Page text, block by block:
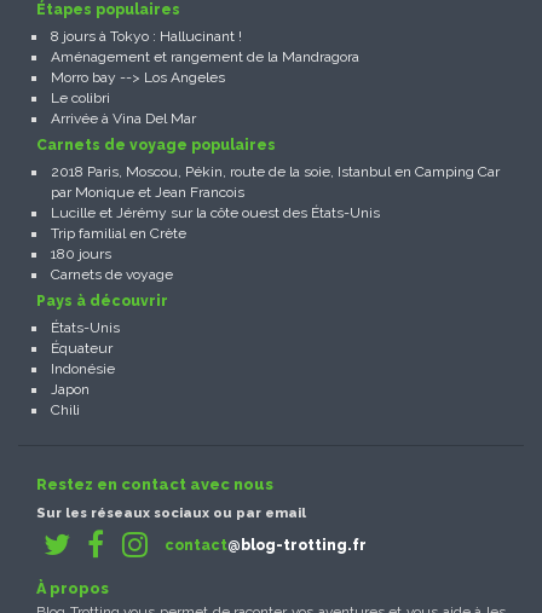
Étapes populaires
8 jours à Tokyo : Hallucinant !
Aménagement et rangement de la Mandragora
Morro bay --> Los Angeles
Le colibri
Arrivée à Vina Del Mar
Carnets de voyage populaires
2018 Paris, Moscou, Pékin, route de la soie, Istanbul en Camping Car
par Monique et Jean Francois
Lucille et Jérémy sur la côte ouest des États-Unis
Trip familial en Crète
180 jours
Carnets de voyage
Pays à découvrir
États-Unis
Équateur
Indonésie
Japon
Chili
Restez en contact avec nous
Sur les réseaux sociaux ou par email
contact@blog-trotting.fr
À propos